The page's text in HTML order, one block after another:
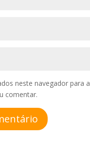
neste navegador para a
comentar.